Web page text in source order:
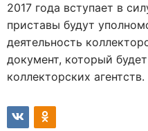
2017 года вступает в
приставы будут
деятельность
документ, который
коллекторских агентств.